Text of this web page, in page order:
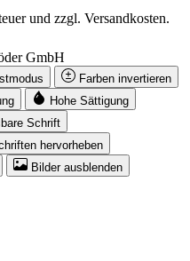
und zzgl. Versandkosten.
GmbH
Farben invertieren
Hohe Sättigung
Schrift
hervorheben
Bilder ausblenden